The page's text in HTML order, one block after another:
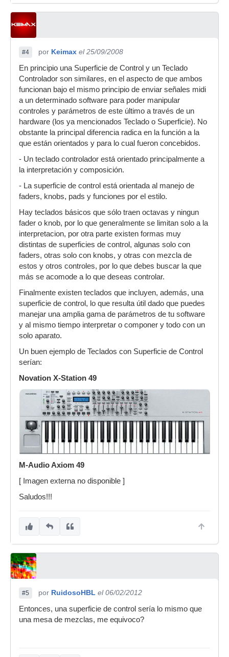
#4 por Keimax el 25/09/2008
En principio una Superficie de Control y un Teclado
Controlador son similares, en el aspecto de que ambos
funcionan bajo el mismo principio de enviar señales midi
a un determinado software para poder manipular
controles y parámetros de este último a través de un
hardware (los ya mencionados Teclado o Superficie). No
obstante la principal diferencia radica en la función a la
que están orientados y para lo cual fueron concebidos.
- Un teclado controlador está orientado principalmente a
la interpretación y composición.
- La superficie de control está orientada al manejo de
faders, knobs, pads y funciones por el estilo.
Hay teclados básicos que sólo traen octavas y ningun
fader o knob, por lo que generalmente se limitan solo a la
interpretacion, por otra parte existen formas muy
distintas de superficies de control, algunas solo con
faders, otras solo con knobs, y otras con mezcla de
estos y otros controles, por lo que debes buscar la que
más se acomode a lo que deseas controlar.
Finalmente existen teclados que incluyen, además, una
superficie de control, lo que resulta útil dado que puedes
manejar una amplia gama de parámetros de tu software
y al mismo tiempo interpretar o componer y todo con un
solo aparato.
Un buen ejemplo de Teclados con Superficie de Control
serían:
Novation X-Station 49
M-Audio Axiom 49
[ Imagen externa no disponible ]
Saludos!!!
#5 por RuidosoHBL el 06/02/2012
Entonces, una superficie de control sería lo mismo que
una mesa de mezclas, me equivoco?